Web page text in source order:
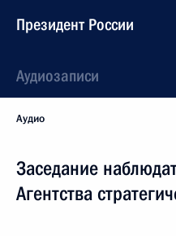
Президент России
Аудиозаписи
Аудио
Заседание
Агентства